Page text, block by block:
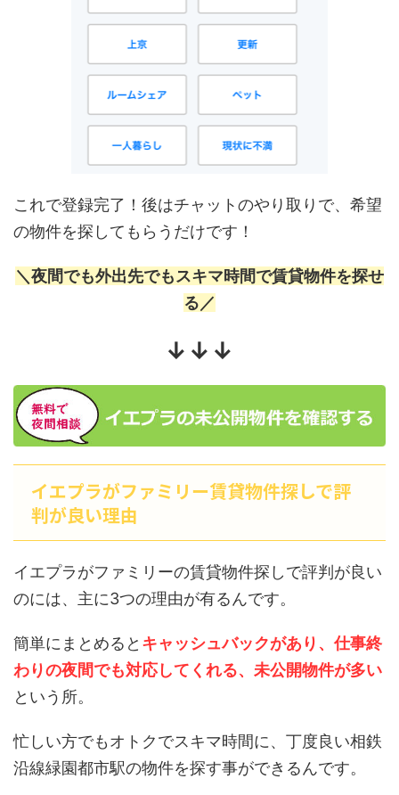
これで登録完了！後はチャットのやり取りで、希望
の物件を探してもらうだけです！
＼夜間でも外出先でもスキマ時間で賃貸物件を探せ
る／
↓↓↓
イエプラがファミリー賃貸物件探しで評
判が良い理由
イエプラがファミリーの賃貸物件探しで評判が良い
のには、主に3つの理由が有るんです。
簡単にまとめると キャッシュバックがあり、仕事終
わりの夜間でも対応してくれる、未公開物件が多い
という所。
忙しい方でもオトクでスキマ時間に、丁度良い相鉄
沿線緑園都市駅の物件を探す事ができるんです。